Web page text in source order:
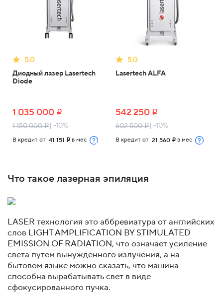
5.0
Диодный лазер Lasertech
Diode
1 035 000 i
1 150 000i| -10%
В кредит от 41 151 i в мес
5.0
Lasertech ALFA
542 250 i
602 500i| -10%
В кредит от 21 560 i в мес
Что такое лазерная эпиляция
LASER технология это аббревиатура от английских
слов LIGHT AMPLIFICATION BY STIMULATED
EMISSION OF RADIATION, что означает усиление
света путем вынужденного излучения, а на
бытовом языке можно сказать, что машина
способна вырабатывать свет в виде
сфокусированного пучка.